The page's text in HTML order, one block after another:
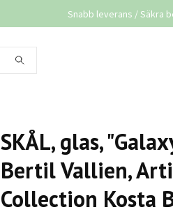
Snabb leverans / Säkra
SKÅL, glas,
Bertil Vallien,
Collection Kosta